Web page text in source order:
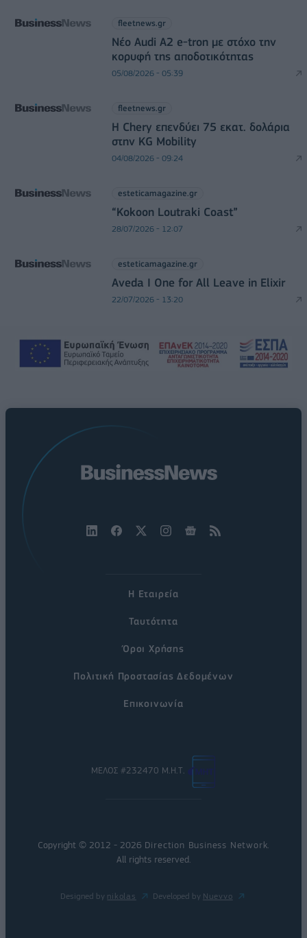
fleetnews.gr
Νέο Audi A2 e-tron με στόχο την
κορυφή της αποδοτικότητας
05/08/2026 - 05:39
fleetnews.gr
Η Chery επενδύει 75 εκατ. δολάρια
στην KG Mobility
04/08/2026 - 09:24
esteticamagazine.gr
“Kokoon Loutraki Coast”
28/07/2026 - 12:07
esteticamagazine.gr
Aveda I One for All Leave in Elixir
22/07/2026 - 13:20
Η Εταιρεία
Ταυτότητα
Όροι Χρήσης
Πολιτική Προστασίας Δεδομένων
Επικοινωνία
ΜΕΛΟΣ #232470 Μ.Η.Τ.
Copyright © 2012 - 2026 Direction Business Network
All rights reserved.
Designed by nikolas Developed by Nuevvo